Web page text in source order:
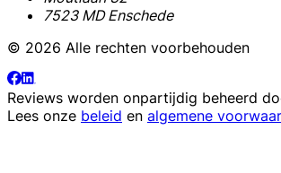
7523 MD Enschede
© 2026 Alle rechten voorbehouden
Reviews worden onpartijdig beheerd
Lees onze beleid en algemene